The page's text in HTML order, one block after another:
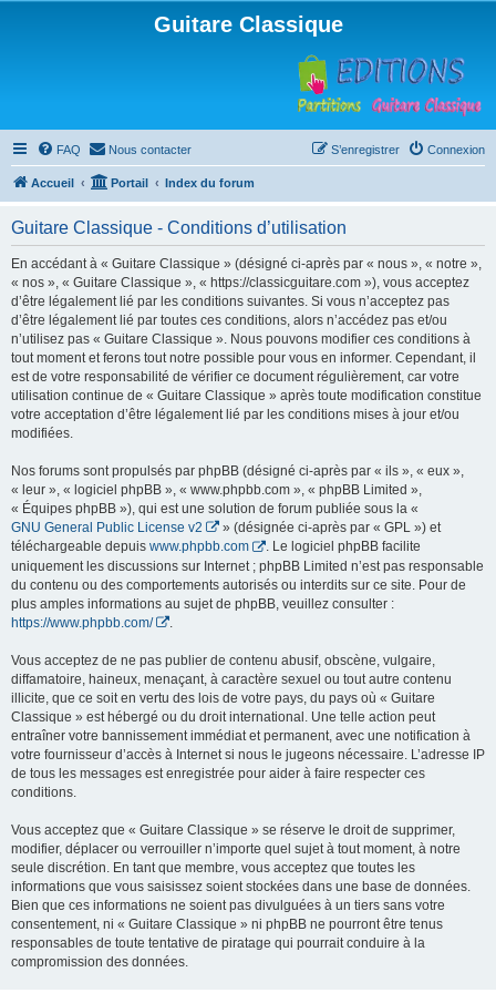
Guitare Classique
FAQ Nous contacter Connexion
S’enregistrer
Accueil Portail Index du forum
Guitare Classique - Conditions d’utilisation
En accédant à « Guitare Classique » (désigné ci-après par « nous », « notre »,
« nos », « Guitare Classique », « https://classicguitare.com »), vous acceptez
d’être légalement lié par les conditions suivantes. Si vous n’acceptez pas
d’être légalement lié par toutes ces conditions, alors n’accédez pas et/ou
n’utilisez pas « Guitare Classique ». Nous pouvons modifier ces conditions à
tout moment et ferons tout notre possible pour vous en informer. Cependant, il
est de votre responsabilité de vérifier ce document régulièrement, car votre
utilisation continue de « Guitare Classique » après toute modification constitue
votre acceptation d’être légalement lié par les conditions mises à jour et/ou
modifiées.
Nos forums sont propulsés par phpBB (désigné ci-après par « ils », « eux »,
« leur », « logiciel phpBB », « www.phpbb.com », « phpBB Limited »,
« Équipes phpBB »), qui est une solution de forum publiée sous la «
GNU General Public License v2
» (désignée ci-après par « GPL ») et
téléchargeable depuis www.phpbb.com
. Le logiciel phpBB facilite
uniquement les discussions sur Internet ; phpBB Limited n’est pas responsable
du contenu ou des comportements autorisés ou interdits sur ce site. Pour de
plus amples informations au sujet de phpBB, veuillez consulter :
https://www.phpbb.com/
Vous acceptez de ne pas publier de contenu abusif, obscène, vulgaire,
diffamatoire, haineux, menaçant, à caractère sexuel ou tout autre contenu
illicite, que ce soit en vertu des lois de votre pays, du pays où « Guitare
Classique » est hébergé ou du droit international. Une telle action peut
entraîner votre bannissement immédiat et permanent, avec une notification à
votre fournisseur d’accès à Internet si nous le jugeons nécessaire. L’adresse IP
de tous les messages est enregistrée pour aider à faire respecter ces
conditions.
Vous acceptez que « Guitare Classique » se réserve le droit de supprimer,
modifier, déplacer ou verrouiller n’importe quel sujet à tout moment, à notre
seule discrétion. En tant que membre, vous acceptez que toutes les
informations que vous saisissez soient stockées dans une base de données.
Bien que ces informations ne soient pas divulguées à un tiers sans votre
consentement, ni « Guitare Classique » ni phpBB ne pourront être tenus
responsables de toute tentative de piratage qui pourrait conduire à la
compromission des données.